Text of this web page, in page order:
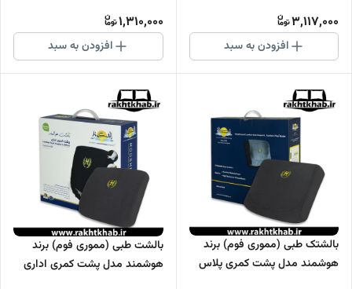
3,117,000
افزودن به سبد
1,310,000
افزودن به سبد
بالشتک طبی (مموری فوم) برند
هوشمند مدل پشت کمری پلاس
بالشت طبی (مموری فوم) برند
هوشمند مدل پشت کمری اداری